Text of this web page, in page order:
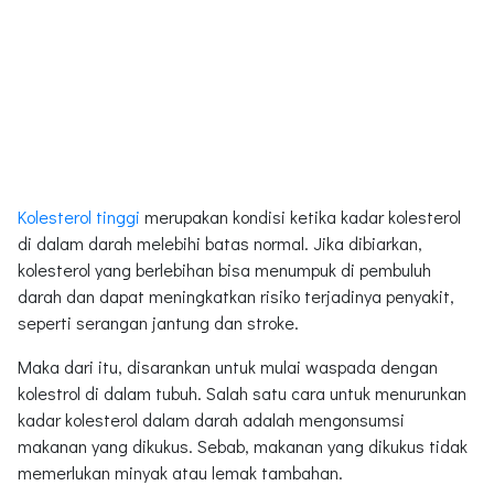
Kolesterol tinggi merupakan kondisi ketika kadar kolesterol
di dalam darah melebihi batas normal. Jika dibiarkan,
kolesterol yang berlebihan bisa menumpuk di pembuluh
darah dan dapat meningkatkan risiko terjadinya penyakit,
seperti serangan jantung dan stroke.
Maka dari itu, disarankan untuk mulai waspada dengan
kolestrol di dalam tubuh. Salah satu cara untuk menurunkan
kadar kolesterol dalam darah adalah mengonsumsi
makanan yang dikukus. Sebab, makanan yang dikukus tidak
memerlukan minyak atau lemak tambahan.